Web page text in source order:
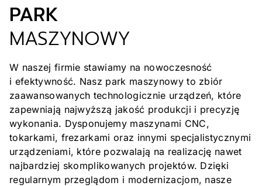
PARK
MASZYNOWY
W naszej firmie stawiamy na nowoczesność
i efektywność. Nasz park maszynowy to zbiór
zaawansowanych technologicznie urządzeń, które
zapewniają najwyższą jakość produkcji i precyzję
wykonania. Dysponujemy maszynami CNC,
tokarkami, frezarkami oraz innymi specjalistycznymi
urządzeniami, które pozwalają na realizację nawet
najbardziej skomplikowanych projektów. Dzięki
regularnym przeglądom i modernizacjom, nasze